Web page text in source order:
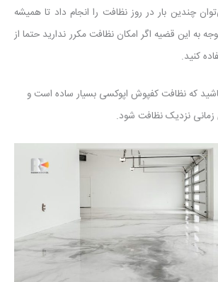
چندین بار در روز نظافت را انجام داد تا همیشه
به این قضیه اگر امکان نظافت مکرر ندارید حتما از
کنید.
باشید که نظافت کفپوش اپوکسی بسیار ساده است و
نزدیک نظافت شود.